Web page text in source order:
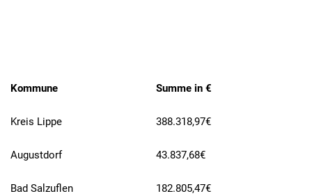
Kommune Summe in €
Kreis Lippe 388.318,97€
Augustdorf 43.837,68€
Bad Salzuflen 182.805,47€